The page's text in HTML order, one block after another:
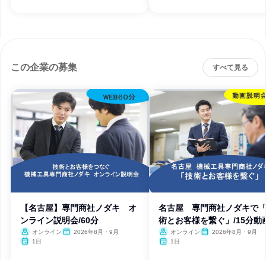
この企業の募集 すべて見る
【名古屋】専門商社ノダキ オ
ンライン説明会/60分
オンライン
2026年8月・9月
1日
名古屋 専門商社ノダキで
術とお客様を繋ぐ」/15分動
オンライン
2026年8月・9月
1日